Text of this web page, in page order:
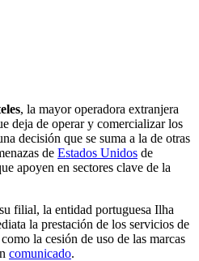
, la mayor operadora extranjera
deja de operar y comercializar los
decisión que se suma a la de otras
de Estados Unidos de
apoyen en sectores clave de la
filial, la entidad portuguesa Ilha
la prestación de los servicios de
la cesión de uso de las marcas
comunicado.